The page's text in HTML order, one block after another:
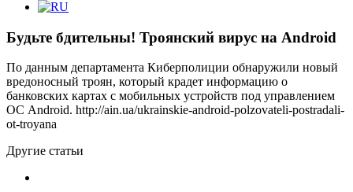
Будьте бдительны! Троянский вирус на Android
По данным департамента Киберполиции обнаружили новый
вредоносный троян, который крадет информацию о
банковских картах с мобильных устройств под управлением
ОС Android. http://ain.ua/ukrainskie-android-polzovateli-postradali-
ot-troyana
Другие статьи